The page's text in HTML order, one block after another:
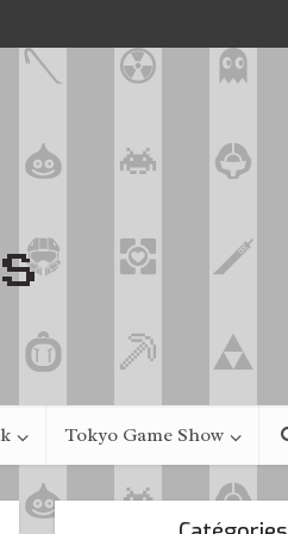
Tokyo Game Show